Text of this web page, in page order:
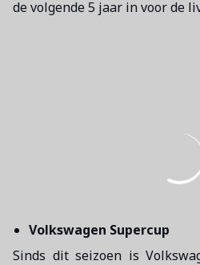
de volgende 5 jaar in voor de
Volkswagen Supercup
Sinds dit seizoen is